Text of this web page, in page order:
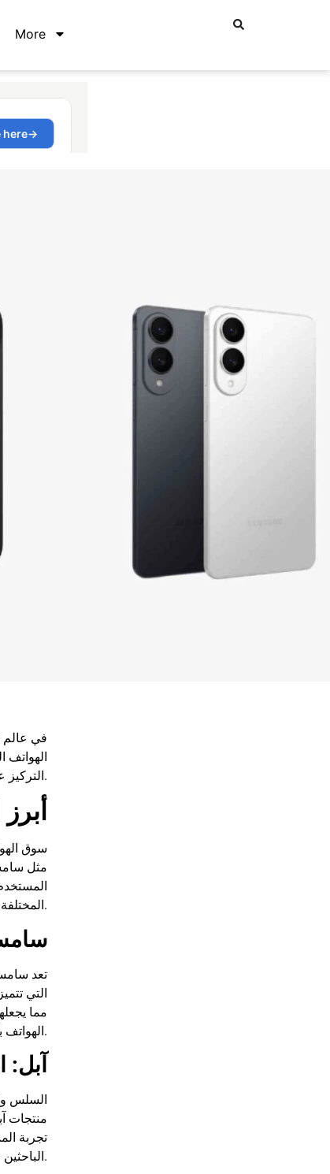
More
الهواتف
التركيز على المميزات التقنية، التصميم، الأداء، والخدمات المصاحبة لكل شركة، مما يساعدك على اتخاذ قرار مستنير عند شراء هاتف جديد.
سوق
مثل
المختلفة.
تعد
مما
الهواتف بأفضل أداء لسنوات عديدة.
آبل:
تجربة
الباحثين عن الأداء المستقر والتحديثات المستمرة.